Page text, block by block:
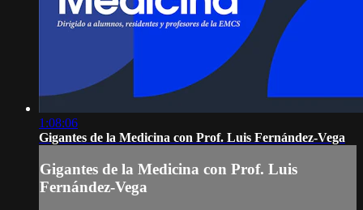
1:08:06
Gigantes de la Medicina con Prof. Luis Fernández-Vega
Gigantes de la Medicina con Prof. Luis
Fernández-Vega